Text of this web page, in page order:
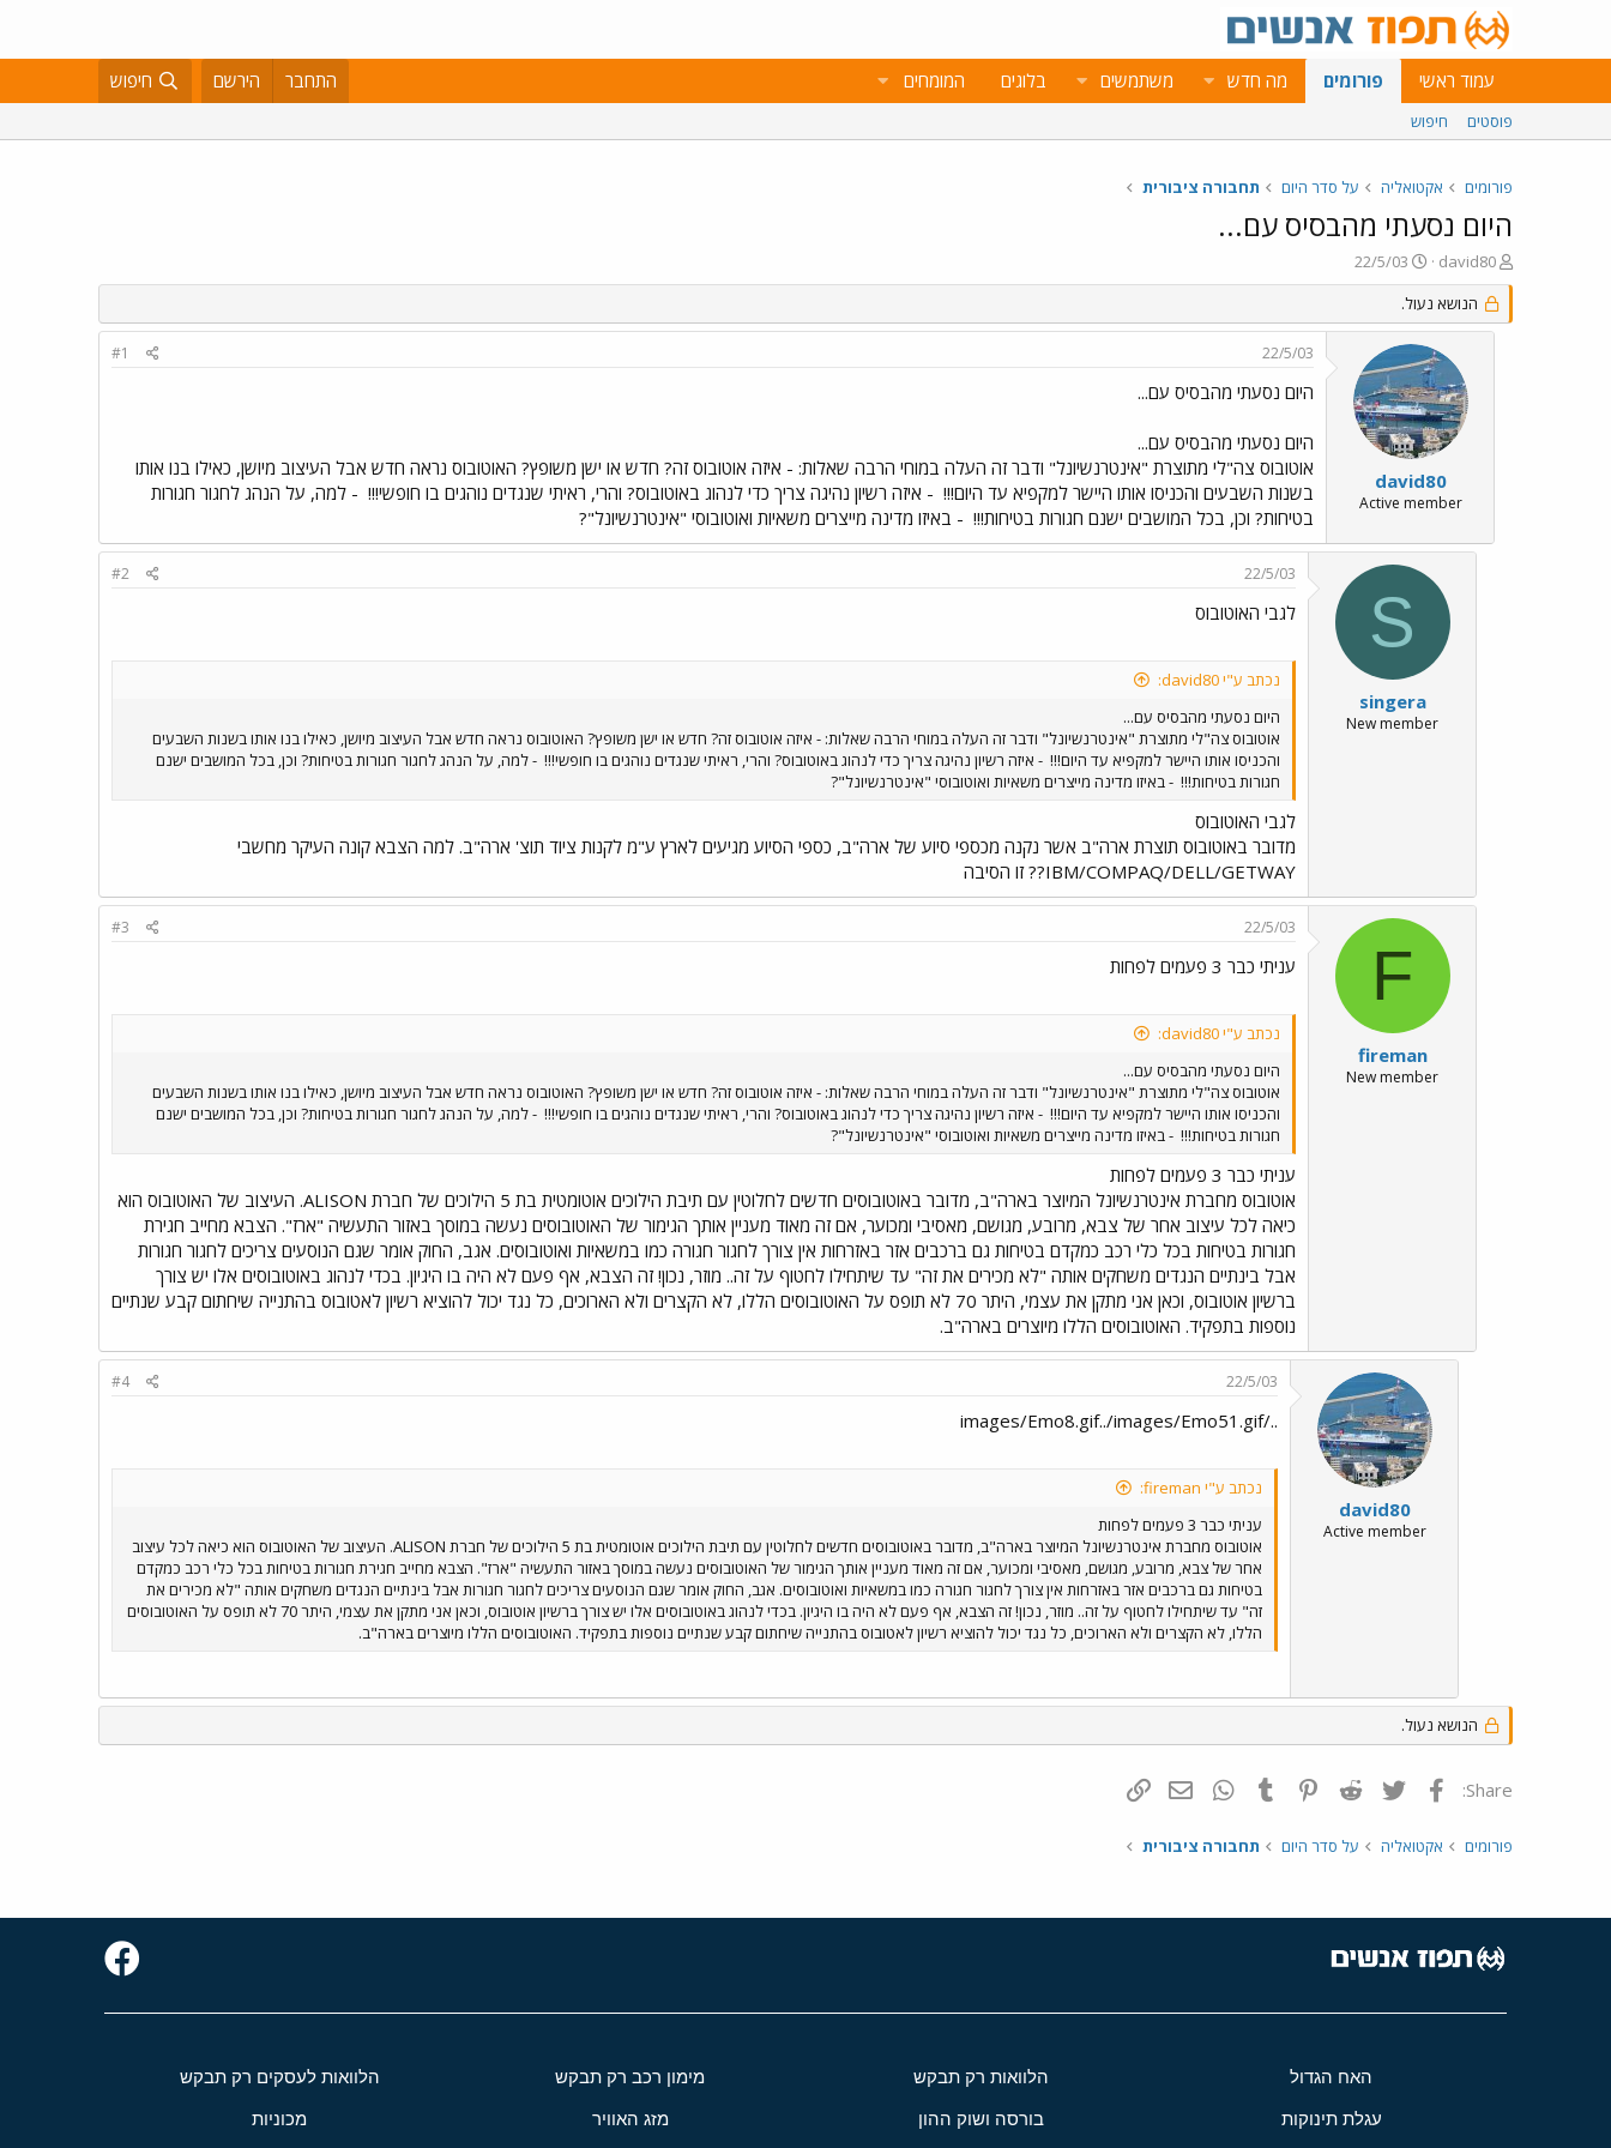
עמוד ראשי פורומים מה חדש משתמשים בלוגים המומחים התחבר הירשם חיפוש
פוסטים חיפוש
פורומים אקטואליה על סדר היום תחבורה ציבורית
היום נסעתי מהבסיס עם...
פ
ו
ת
ח
david80
פ
ו
ר
ס
ם
ב
ת
א
ר
י
ך
22/5/03
הנושא נעול.
david80
Active member
22/5/03
#1
היום נסעתי מהבסיס עם...
היום נסעתי מהבסיס עם...
אוטובוס צה"לי מתוצרת "אינטרנשיונל" ודבר זה העלה במוחי הרבה שאלות: - איזה אוטובוס זה? חדש או ישן משופץ? האוטובוס נראה חדש אבל העיצוב מיושן, כאילו בנו אותו
בשנות השבעים והכניסו אותו היישר למקפיא עד היום!!! - איזה רשיון נהיגה צריך כדי לנהוג באוטובוס? והרי, ראיתי שנגדים נוהגים בו חופשי!!! - למה, על הנהג לחגור חגורות
בטיחות? וכן, בכל המושבים ישנם חגורות בטיחות!!! - באיזו מדינה מייצרים משאיות ואוטובוסי "אינטרנשיונל"?
S
singera
New member
22/5/03
#2
לגבי האוטובוס
נכתב ע"י david80:
היום נסעתי מהבסיס עם...
אוטובוס צה"לי מתוצרת "אינטרנשיונל" ודבר זה העלה במוחי הרבה שאלות: - איזה אוטובוס זה? חדש או ישן משופץ? האוטובוס נראה חדש אבל העיצוב מיושן, כאילו בנו אותו בשנות השבעים
והכניסו אותו היישר למקפיא עד היום!!! - איזה רשיון נהיגה צריך כדי לנהוג באוטובוס? והרי, ראיתי שנגדים נוהגים בו חופשי!!! - למה, על הנהג לחגור חגורות בטיחות? וכן, בכל המושבים ישנם
חגורות בטיחות!!! - באיזו מדינה מייצרים משאיות ואוטובוסי "אינטרנשיונל"?
לגבי האוטובוס
מדובר באוטובוס תוצרת ארה"ב אשר נקנה מכספי סיוע של ארה"ב, כספי הסיוע מגיעים לארץ ע"מ לקנות ציוד תוצ' ארה"ב. למה הצבא קונה העיקר מחשבי
IBM/COMPAQ/DELL/GETWAY?? זו הסיבה
F
fireman
New member
22/5/03
#3
עניתי כבר 3 פעמים לפחות
נכתב ע"י david80:
היום נסעתי מהבסיס עם...
אוטובוס צה"לי מתוצרת "אינטרנשיונל" ודבר זה העלה במוחי הרבה שאלות: - איזה אוטובוס זה? חדש או ישן משופץ? האוטובוס נראה חדש אבל העיצוב מיושן, כאילו בנו אותו בשנות השבעים
והכניסו אותו היישר למקפיא עד היום!!! - איזה רשיון נהיגה צריך כדי לנהוג באוטובוס? והרי, ראיתי שנגדים נוהגים בו חופשי!!! - למה, על הנהג לחגור חגורות בטיחות? וכן, בכל המושבים ישנם
חגורות בטיחות!!! - באיזו מדינה מייצרים משאיות ואוטובוסי "אינטרנשיונל"?
עניתי כבר 3 פעמים לפחות
אוטובוס מחברת אינטרנשיונל המיוצר בארה"ב, מדובר באוטובוסים חדשים לחלוטין עם תיבת הילוכים אוטומטית בת 5 הילוכים של חברת ALISON. העיצוב של האוטובוס הוא
כיאה לכל עיצוב אחר של צבא, מרובע, מגושם, מאסיבי ומכוער, אם זה מאוד מעניין אותך הגימור של האוטובוסים נעשה במוסך באזור התעשיה "ארז". הצבא מחייב חגירת
חגורות בטיחות בכל כלי רכב כמקדם בטיחות גם ברכבים אזר באזרחות אין צורך לחגור חגורה כמו במשאיות ואוטובוסים. אגב, החוק אומר שגם הנוסעים צריכים לחגור חגורות
אבל בינתיים הנגדים משחקים אותה "לא מכירים את זה" עד שיתחילו לחטוף על זה.. מוזר, נכון! זה הצבא, אף פעם לא היה בו היגיון. בכדי לנהוג באוטובוסים אלו יש צורך
ברשיון אוטובוס, וכאן אני מתקן את עצמי, היתר 70 לא תופס על האוטובוסים הללו, לא הקצרים ולא הארוכים, כל נגד יכול להוציא רשיון לאטובוס בהתנייה שיחתום קבע שנתיים
נוספות בתפקיד. האוטובוסים הללו מיוצרים בארה"ב.
david80
Active member
22/5/03
#4
../images/Emo8.gif../images/Emo51.gif
נכתב ע"י fireman:
עניתי כבר 3 פעמים לפחות
אוטובוס מחברת אינטרנשיונל המיוצר בארה"ב, מדובר באוטובוסים חדשים לחלוטין עם תיבת הילוכים אוטומטית בת 5 הילוכים של חברת ALISON. העיצוב של האוטובוס הוא כיאה לכל עיצוב
אחר של צבא, מרובע, מגושם, מאסיבי ומכוער, אם זה מאוד מעניין אותך הגימור של האוטובוסים נעשה במוסך באזור התעשיה "ארז". הצבא מחייב חגירת חגורות בטיחות בכל כלי רכב כמקדם
בטיחות גם ברכבים אזר באזרחות אין צורך לחגור חגורה כמו במשאיות ואוטובוסים. אגב, החוק אומר שגם הנוסעים צריכים לחגור חגורות אבל בינתיים הנגדים משחקים אותה "לא מכירים את
זה" עד שיתחילו לחטוף על זה.. מוזר, נכון! זה הצבא, אף פעם לא היה בו היגיון. בכדי לנהוג באוטובוסים אלו יש צורך ברשיון אוטובוס, וכאן אני מתקן את עצמי, היתר 70 לא תופס על האוטובוסים
הללו, לא הקצרים ולא הארוכים, כל נגד יכול להוציא רשיון לאטובוס בהתנייה שיחתום קבע שנתיים נוספות בתפקיד. האוטובוסים הללו מיוצרים בארה"ב.
הנושא נעול.
Share: פייסבוק Twitter
Reddit
Pinterest
Tumblr
WhatsAppדואר אלקטרוני
פורומים אקטואליה על סדר היום תחבורה ציבורית
האח הגדול הלוואות רק תבקש מימון רכב רק תבקש הלוואות לעסקים רק תבקש
עגלת תינוקות בורסה ושוק ההון מזג האוויר מכוניות